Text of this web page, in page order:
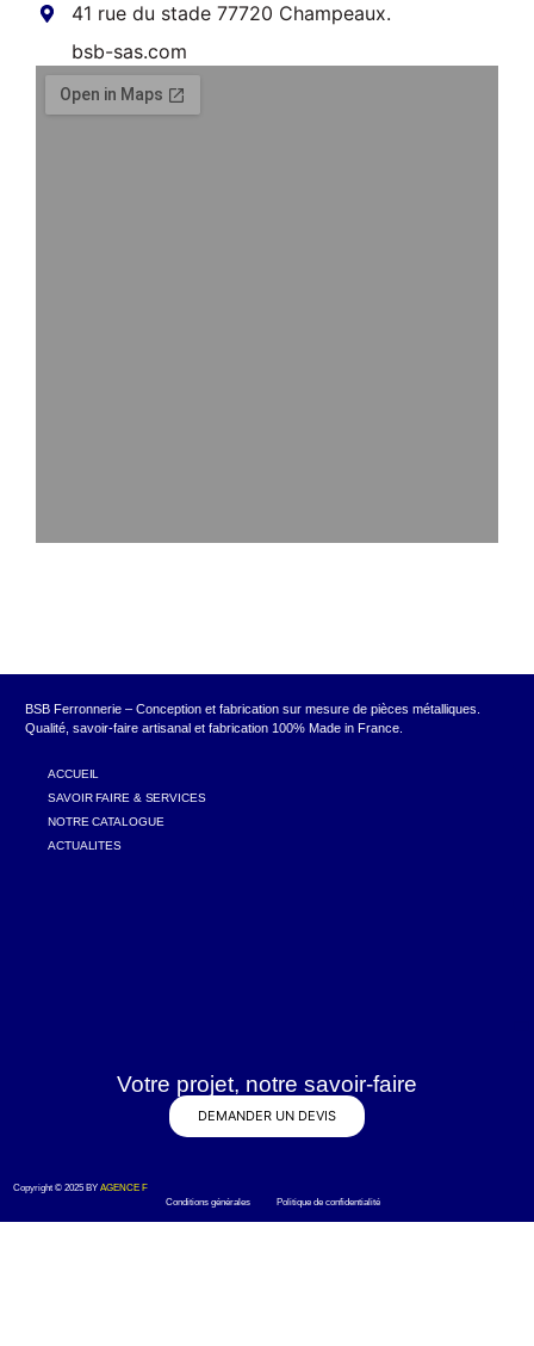
41 rue du stade 77720 Champeaux.
bsb-sas.com
BSB Ferronnerie – Conception et fabrication sur mesure de pièces métalliques.
Qualité, savoir-faire artisanal et fabrication 100% Made in France.
ACCUEIL
SAVOIR FAIRE & SERVICES
NOTRE CATALOGUE
ACTUALITES
Votre projet, notre savoir-faire
DEMANDER UN DEVIS
Copyright © 2025 BY AGENCE F
Conditions générales Politique de confidentialité